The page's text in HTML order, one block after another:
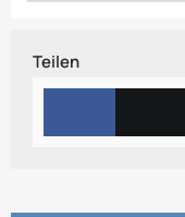
Teilen